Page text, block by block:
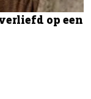
op een